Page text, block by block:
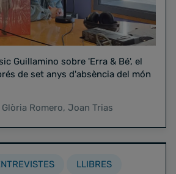
Guillamino sobre 'Erra & Bé', el
de set anys d'absència del món
Glòria Romero, Joan Trias
LLIBRES